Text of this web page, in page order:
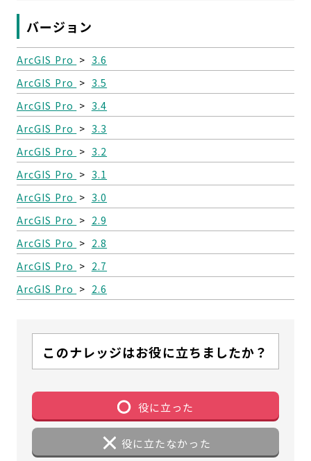
バージョン
ArcGIS Pro > 3.6
ArcGIS Pro > 3.5
ArcGIS Pro > 3.4
ArcGIS Pro > 3.3
ArcGIS Pro > 3.2
ArcGIS Pro > 3.1
ArcGIS Pro > 3.0
ArcGIS Pro > 2.9
ArcGIS Pro > 2.8
ArcGIS Pro > 2.7
ArcGIS Pro > 2.6
このナレッジはお役に立ちましたか？
役に立った
役に立たなかった